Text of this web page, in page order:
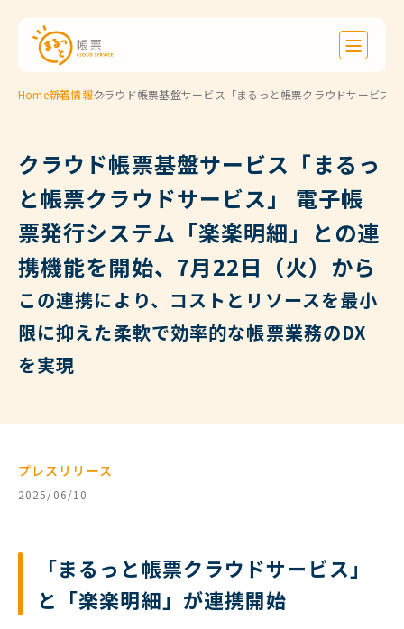
Home新着情報クラウド帳票基盤サービス「まるっと帳票クラウドサービス
クラウド帳票基盤サービス「まるっ
と帳票クラウドサービス」 電子帳
票発行システム「楽楽明細」との連
携機能を開始、7月22日（火）から
この連携により、コストとリソースを最小
限に抑えた柔軟で効率的な帳票業務のDX
を実現
プレスリリース
2025/06/10
「まるっと帳票クラウドサービス」
と「楽楽明細」が連携開始